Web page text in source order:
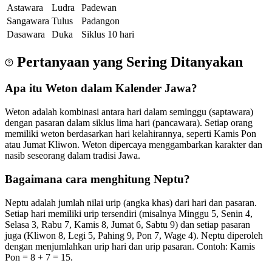
Astawara
Ludra
Padewan
Sangawara Tulus
Padangon
Dasawara
Duka Siklus 10 hari
Pertanyaan yang Sering Ditanyakan
Apa itu Weton dalam Kalender Jawa?
Weton adalah kombinasi antara hari dalam seminggu (saptawara)
dengan pasaran dalam siklus lima hari (pancawara). Setiap orang
memiliki weton berdasarkan hari kelahirannya, seperti Kamis Pon
atau Jumat Kliwon. Weton dipercaya menggambarkan karakter dan
nasib seseorang dalam tradisi Jawa.
Bagaimana cara menghitung Neptu?
Neptu adalah jumlah nilai urip (angka khas) dari hari dan pasaran.
Setiap hari memiliki urip tersendiri (misalnya Minggu 5, Senin 4,
Selasa 3, Rabu 7, Kamis 8, Jumat 6, Sabtu 9) dan setiap pasaran
juga (Kliwon 8, Legi 5, Pahing 9, Pon 7, Wage 4). Neptu diperoleh
dengan menjumlahkan urip hari dan urip pasaran. Contoh: Kamis
Pon = 8 + 7 = 15.